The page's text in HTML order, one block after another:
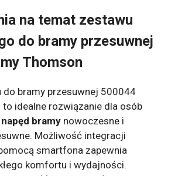
na temat zestawu
do bramy przesuwnej
Thomson
do bramy przesuwnej 500044
idealne rozwiązanie dla osób
napęd bramy nowoczesne i
Możliwość integracji
smartfona zapewnia
komfortu i wydajności.